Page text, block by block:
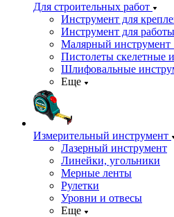
Для строительных работ
Инструмент для
Инструмент для
Малярный инструмент
Пистолеты скелетные
Шлифовальные
Еще
Измерительный инструмент
Лазерный инструмент
Линейки, угольники
Мерные ленты
Рулетки
Уровни и отвесы
Еще